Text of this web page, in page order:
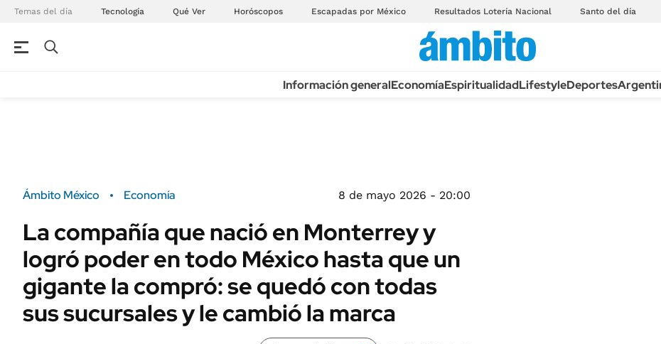
Temas del día Tecnología Qué Ver Horóscopos Escapadas por México Resultados Lotería Nacional Santo del día
Información generalEconomíaEspiritualidadLifestyleDeportes
Ámbito México Economía 8 de mayo 2026 - 20:00
La compañía que nació en Monterrey y
logró poder en todo México hasta que un
gigante la compró: se quedó con todas
sus sucursales y le cambió la marca